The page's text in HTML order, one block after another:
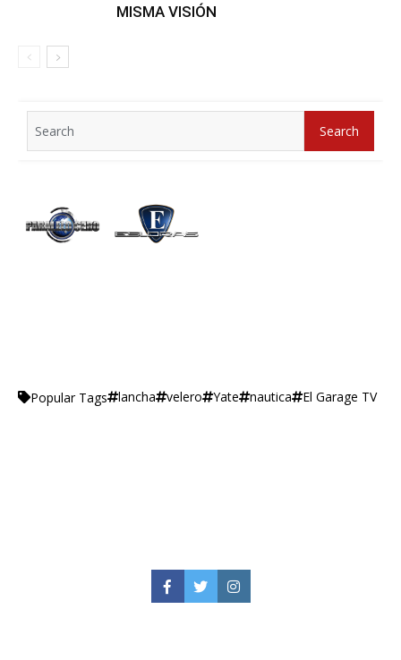
MISMA VISIÓN
for:
Search
Popular Tags lancha velero Yate nautica El Garage TV
FacebookTwitterInstagram